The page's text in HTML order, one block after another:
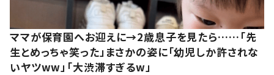
ママが保育園へお迎えに→2歳息子を見たら……「先
生とめっちゃ笑った」まさかの姿に「幼児しか許されな
いヤツww」「大渋滞すぎるw」